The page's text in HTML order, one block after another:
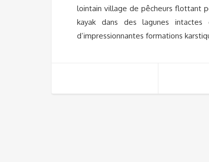
lointain village de pêcheurs flottant
kayak dans des lagunes
d’impressionnantes formations